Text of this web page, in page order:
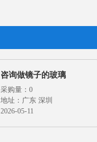
咨询做镜子的玻璃
采购量：0
地址：广东 深圳
2026-05-11